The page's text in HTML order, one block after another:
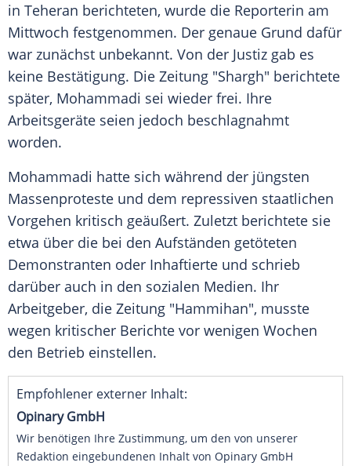
in Teheran berichteten, wurde die Reporterin am
Mittwoch festgenommen. Der genaue Grund dafür
war zunächst unbekannt. Von der Justiz gab es
keine Bestätigung. Die Zeitung "Shargh" berichtete
später, Mohammadi sei wieder frei. Ihre
Arbeitsgeräte seien jedoch beschlagnahmt
worden.
Mohammadi hatte sich während der jüngsten
Massenproteste und dem repressiven staatlichen
Vorgehen kritisch geäußert. Zuletzt berichtete sie
etwa über die bei den Aufständen getöteten
Demonstranten oder Inhaftierte und schrieb
darüber auch in den sozialen Medien. Ihr
Arbeitgeber, die Zeitung "Hammihan", musste
wegen kritischer Berichte vor wenigen Wochen
den Betrieb einstellen.
Empfohlener externer Inhalt:
Opinary GmbH
Wir benötigen Ihre Zustimmung, um den von unserer
Redaktion eingebundenen Inhalt von Opinary GmbH